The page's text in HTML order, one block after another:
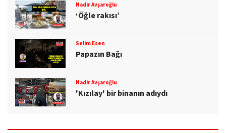
Nadir Avşaroğlu
‘Öğle rakısı’
Selim Esen
Papazın Bağı
Nadir Avşaroğlu
'Kızılay' bir binanın adıydı